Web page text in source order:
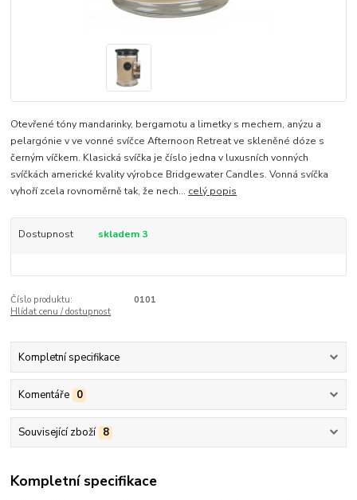
Otevřené tóny mandarinky, bergamotu a limetky s mechem, anýzu a
pelargónie v ve vonné svíčce Afternoon Retreat ve skleněné dóze s
černým víčkem. Klasická svíčka je číslo jedna v luxusních vonných
svíčkách americké kvality výrobce Bridgewater Candles. Vonná svíčka
vyhoří zcela rovnoměrně tak, že nech... celý popis
Dostupnost skladem 3
Číslo produktu:
0101
Hlídat cenu / dostupnost
Kompletní specifikace
Komentáře 0
Související zboží 8
Kompletní specifikace